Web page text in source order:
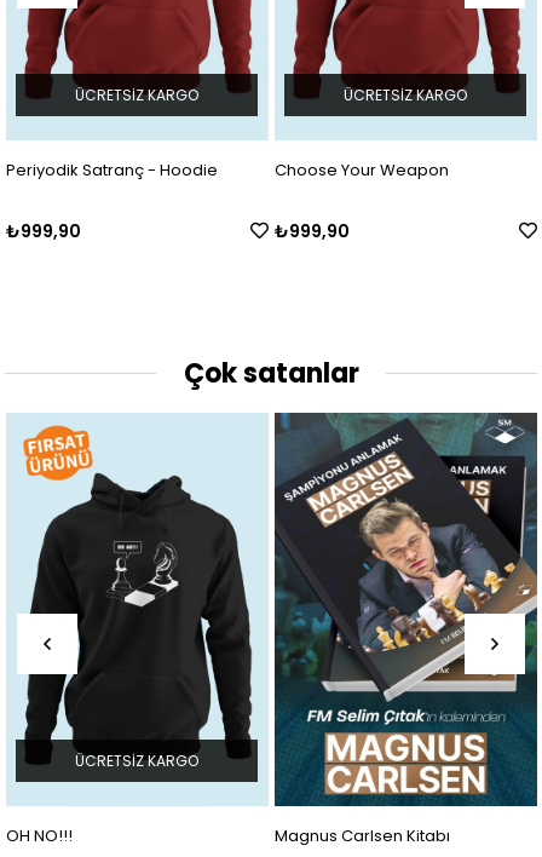
Choose Your Weapon
₺999,90
ÜCRETSIZ KARGO
OH NO!!!
₺899,90
ÜCRETSIZ KARGO
Çok satanlar
OH NO!!!
ÜCRETSIZ KARGO
Magnus Carlsen Kitabı